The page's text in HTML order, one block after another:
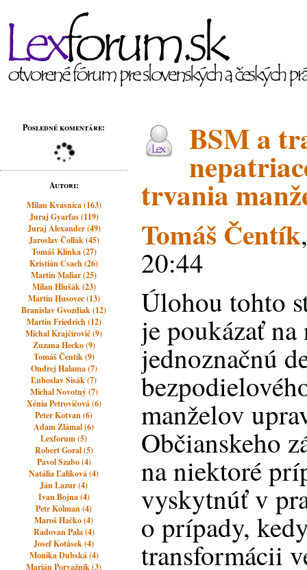
Posledné komentáre:
Autori:
Milan Kvasnica (163)
Juraj Gyarfas (119)
Juraj Alexander (49)
Jaroslav Čollák (45)
Tomáš Klinka (27)
Kristián Csach (26)
Martin Maliar (25)
Milan Hlušák (23)
Martin Husovec (13)
Branislav Gvozdiak (12)
Martin Friedrich (12)
Michal Krajčírovič (9)
Zuzana Hecko (9)
Tomáš Čentík (9)
Ondrej Halama (7)
Ľuboslav Sisák (7)
Michal Novotný (7)
Xénia Petrovičová (6)
Peter Kotvan (6)
Adam Zlámal (6)
Lexforum (5)
Robert Goral (5)
Pavol Szabo (4)
Natália Ľalíková (4)
Ján Lazur (4)
Ivan Bojna (4)
Petr Kolman (4)
Maroš Hačko (4)
Radovan Pala (4)
Josef Kotásek (4)
Monika Dubská (4)
Marián Porvažník (3)
BSM a
trvania
Tomáš Čentík
20:44
Úlohou tohto
je poukázať
jednoznačnú
manželov
Občianskeho
na niektoré
vyskytnúť v
o prípady,
transformácii